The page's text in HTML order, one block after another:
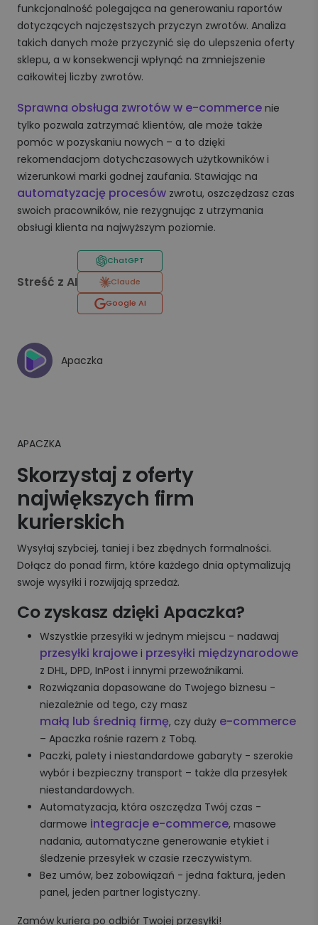
funkcjonalność polegająca na generowaniu raportów
dotyczących najczęstszych przyczyn zwrotów. Analiza
takich danych może przyczynić się do ulepszenia oferty
sklepu, a w konsekwencji wpłynąć na zmniejszenie
całkowitej liczby zwrotów.
Sprawna obsługa zwrotów w e-commerce nie
tylko pozwala zatrzymać klientów, ale może także
pomóc w pozyskaniu nowych – a to dzięki
rekomendacjom dotychczasowych użytkowników i
wizerunkowi marki godnej zaufania. Stawiając na
automatyzację procesów zwrotu, oszczędzasz czas
swoich pracowników, nie rezygnując z utrzymania
obsługi klienta na najwyższym poziomie.
Streść z AI
ChatGPT
Claude
Google AI
Apaczka
APACZKA
Skorzystaj z oferty
największych firm
kurierskich
Wysyłaj szybciej, taniej i bez zbędnych formalności.
Dołącz do ponad firm, które każdego dnia optymalizują
swoje wysyłki i rozwijają sprzedaż.
Co zyskasz dzięki Apaczka?
Wszystkie przesyłki w jednym miejscu - nadawaj
przesyłki krajowe i przesyłki międzynarodowe
z DHL, DPD, InPost i innymi przewoźnikami.
Rozwiązania dopasowane do Twojego biznesu -
niezależnie od tego, czy masz
małą lub średnią firmę, czy duży e-commerce
– Apaczka rośnie razem z Tobą.
Paczki, palety i niestandardowe gabaryty - szerokie
wybór i bezpieczny transport – także dla przesyłek
niestandardowych.
Automatyzacja, która oszczędza Twój czas -
darmowe integracje e-commerce, masowe
nadania, automatyczne generowanie etykiet i
śledzenie przesyłek w czasie rzeczywistym.
Bez umów, bez zobowiązań - jedna faktura, jeden
panel, jeden partner logistyczny.
Zamów kuriera po odbiór Twojej przesyłki!